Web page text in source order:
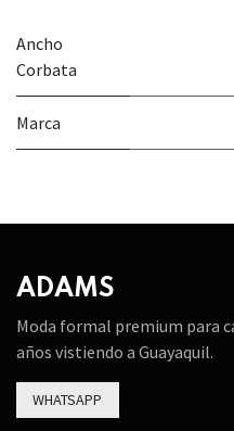
Ancho
Corbata
Marca
ADAMS
Moda formal premium para
años vistiendo a Guayaquil.
WHATSAPP